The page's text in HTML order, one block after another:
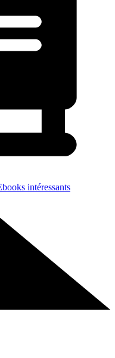
intéressants